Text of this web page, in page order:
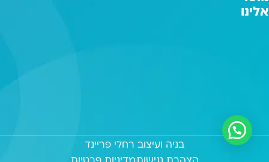
אלינו
בניה ועיצוב רחלי פריינד